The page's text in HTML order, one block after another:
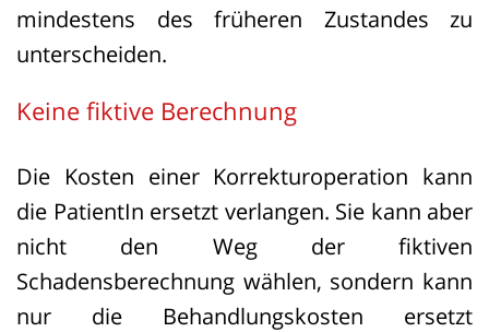
mindestens des früheren Zustandes zu
unterscheiden.
Keine fiktive Berechnung
Die Kosten einer Korrekturoperation kann
die PatientIn ersetzt verlangen. Sie kann aber
nicht den Weg der fiktiven
Schadensberechnung wählen, sondern kann
nur die Behandlungskosten ersetzt